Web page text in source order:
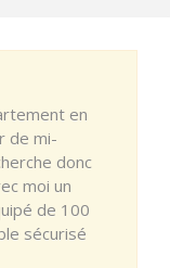
en
de mi-
donc
moi un
de 100
sécurisé